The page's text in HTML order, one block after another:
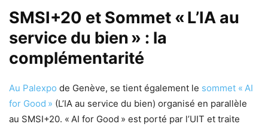
SMSI+20 et Sommet « L’IA au
service du bien » : la
complémentarité
Au Palexpo de Genève, se tient également le sommet « AI
for Good » (L’IA au service du bien) organisé en parallèle
au SMSI+20. « AI for Good » est porté par l’UIT et traite